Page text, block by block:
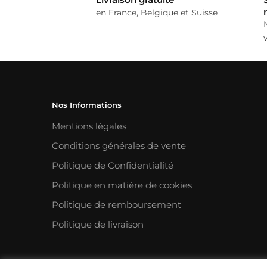
en France, Belgique et Suisse
Nos Informations
Mentions légales
Conditions générales de vente
Politique de Confidentialité
Politique en matière de cookies
Politique de remboursement
Politique de livraison